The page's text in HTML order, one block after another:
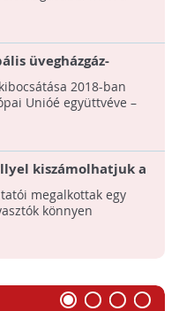
üvegházgáz-
felelnek
2018-ban
Unióé együttvéve –
kiszámolhatjuk a
szénkibocsátását!
megalkottak egy
könnyen